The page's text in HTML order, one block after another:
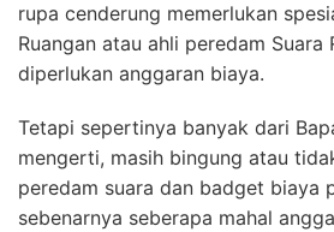
rupa cenderung memerlukan
Ruangan atau ahli peredam Suara
diperlukan anggaran biaya.
Tetapi sepertinya banyak dari
mengerti, masih bingung atau
peredam suara dan badget biaya
sebenarnya seberapa mahal